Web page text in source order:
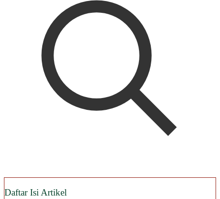
Daftar Isi Artikel